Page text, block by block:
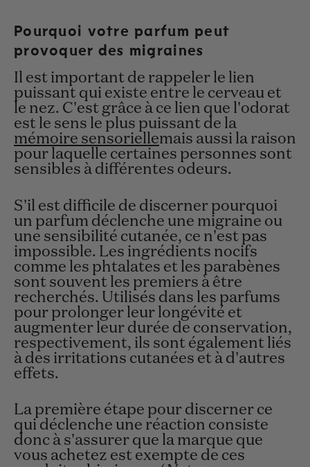
Pourquoi votre parfum peut
provoquer des migraines
Il est important de rappeler le lien
puissant qui existe entre le cerveau et
le nez. C'est grâce à ce lien que l'odorat
est le sens le plus puissant de la
mémoire sensoriellemais aussi la raison
pour laquelle certaines personnes sont
sensibles à différentes odeurs.
S'il est difficile de discerner pourquoi
un parfum déclenche une migraine ou
une sensibilité cutanée, ce n'est pas
impossible. Les ingrédients nocifs
comme les phtalates et les parabènes
sont souvent les premiers à être
recherchés. Utilisés dans les parfums
pour prolonger leur longévité et
augmenter leur durée de conservation,
respectivement, ils sont également liés
à des irritations cutanées et à d'autres
effets.
La première étape pour discerner ce
qui déclenche une réaction consiste
donc à s'assurer que la marque que
vous achetez est exempte de ces